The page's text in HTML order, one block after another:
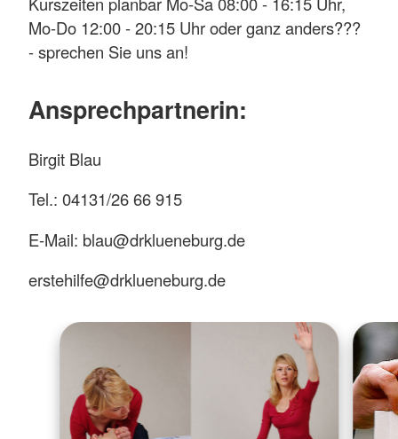
Mo-Do 12:00 - 20:15 Uhr oder ganz anders???
- sprechen Sie uns an!
Ansprechpartnerin:
Birgit Blau
Tel.: 04131/26 66 915
E-Mail: blau@drklueneburg.de
erstehilfe@drklueneburg.de